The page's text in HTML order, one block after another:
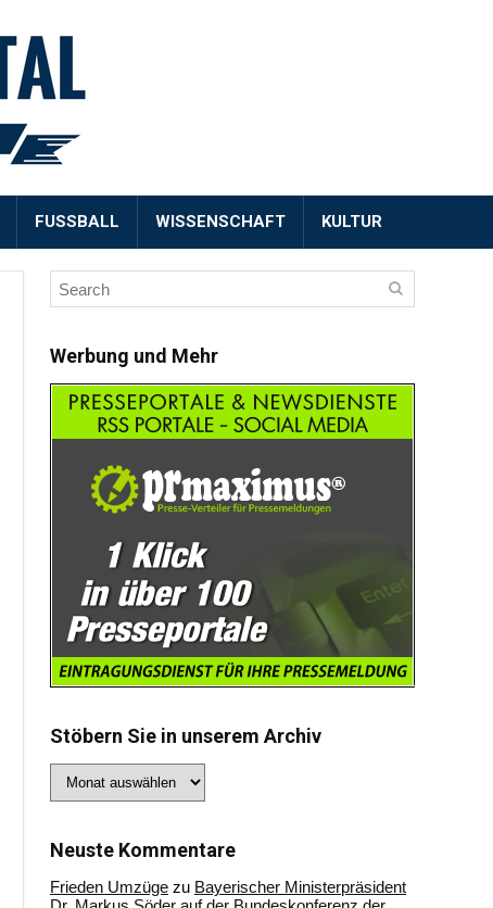
FUSSBALL WISSENSCHAFT KULTUR
Werbung und Mehr
Stöbern Sie in unserem Archiv
Sie
Archiv
Neuste Kommentare
Frieden Umzüge zu Bayerischer Ministerpräsident